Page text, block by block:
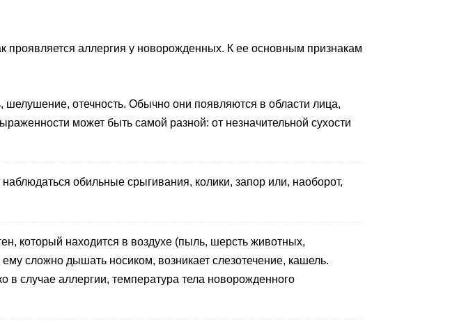
проявляется аллергия у новорожденных. К ее основным признакам
отечность. Обычно они появляются в области лица,
может быть самой разной: от незначительной сухости
обильные срыгивания, колики, запор или, наоборот,
который находится в воздухе (пыль, шерсть животных,
сложно дышать носиком, возникает слезотечение, кашель.
случае аллергии, температура тела новорожденного